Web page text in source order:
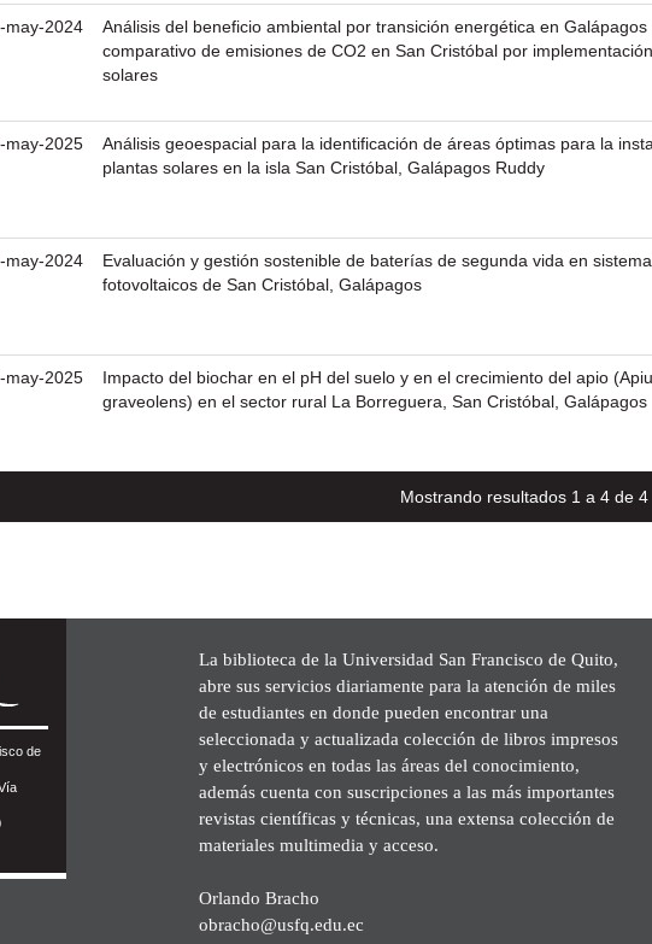
may-2024
Análisis del beneficio ambiental por transición energética en Galápagos
comparativo de emisiones de CO2 en San Cristóbal por
solares
may-2025
Análisis geoespacial para la identificación de áreas óptimas para la
plantas solares en la isla San Cristóbal, Galápagos Ruddy
may-2024
Evaluación y gestión sostenible de baterías de segunda vida en
fotovoltaicos de San Cristóbal, Galápagos
may-2025
Impacto del biochar en el pH del suelo y en el crecimiento del apio
graveolens) en el sector rural La Borreguera, San Cristóbal, Galápagos
Mostrando resultados 1 a 4 de 4
de
La biblioteca de la Universidad San Francisco de Quito,
abre sus servicios diariamente para la atención de miles
de estudiantes en donde pueden encontrar una
seleccionada y actualizada colección de libros impresos
y electrónicos en todas las áreas del conocimiento,
además cuenta con suscripciones a las más importantes
revistas científicas y técnicas, una extensa colección de
materiales multimedia y acceso.
Orlando Bracho
obracho@usfq.edu.ec